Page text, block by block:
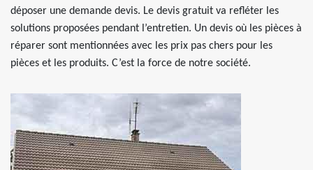
déposer une demande devis. Le devis gratuit va refléter les
solutions proposées pendant l’entretien. Un devis où les pièces à
réparer sont mentionnées avec les prix pas chers pour les
pièces et les produits. C’est la force de notre société.